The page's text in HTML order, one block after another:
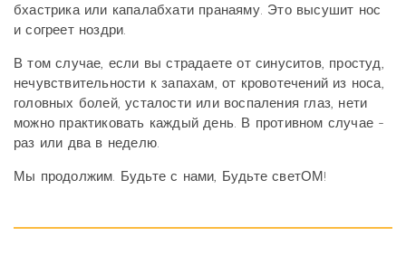
бхастрика или капалабхати пранаяму. Это высушит нос
и согреет ноздри.
В том случае, если вы страдаете от синуситов, простуд,
нечувствительности к запахам, от кровотечений из носа,
головных болей, усталости или воспаления глаз, нети
можно практиковать каждый день. В противном случае -
раз или два в неделю.
Мы продолжим. Будьте с нами, Будьте светОМ!